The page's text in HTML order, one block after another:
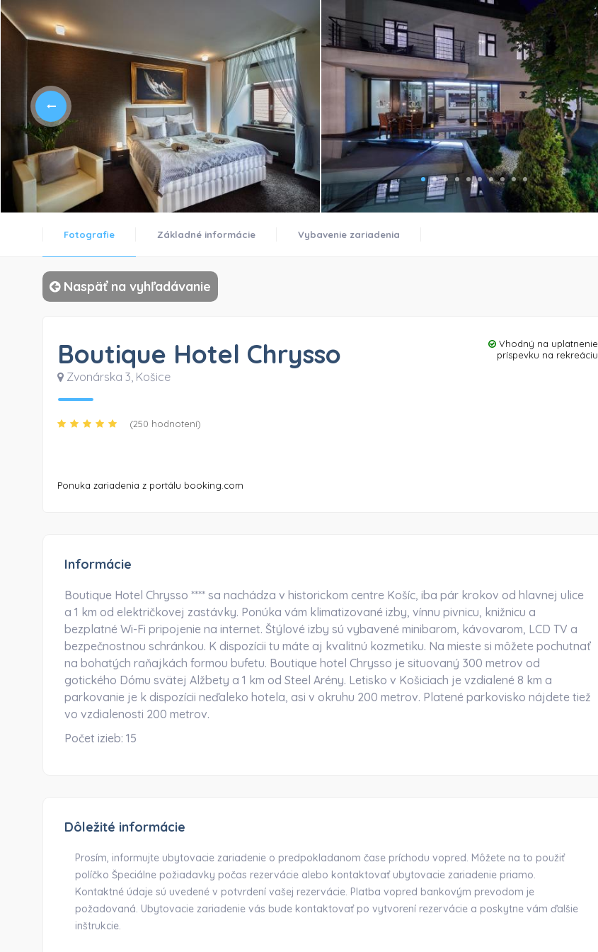
Fotografie Základné informácie Vybavenie zariadenia
Naspäť na vyhľadávanie
Boutique Hotel Chrysso
Zvonárska 3, Košice
(250 hodnotení)
Vhodný na uplatnenie
príspevku na rekreáciu
Ponuka zariadenia z portálu booking.com
Informácie
Boutique Hotel Chrysso **** sa nachádza v historickom centre Košíc, iba pár krokov od hlavnej ulice
a 1 km od električkovej zastávky. Ponúka vám klimatizované izby, vínnu pivnicu, knižnicu a
bezplatné Wi-Fi pripojenie na internet. Štýlové izby sú vybavené minibarom, kávovarom, LCD TV a
bezpečnostnou schránkou. K dispozícii tu máte aj kvalitnú kozmetiku. Na mieste si môžete pochutnať
na bohatých raňajkách formou bufetu. Boutique hotel Chrysso je situovaný 300 metrov od
gotického Dómu svätej Alžbety a 1 km od Steel Arény. Letisko v Košiciach je vzdialené 8 km a
parkovanie je k dispozícii neďaleko hotela, asi v okruhu 200 metrov. Platené parkovisko nájdete tiež
vo vzdialenosti 200 metrov.
Počet izieb: 15
Dôležité informácie
Prosím, informujte ubytovacie zariadenie o predpokladanom čase príchodu vopred. Môžete na to použiť
políčko Špeciálne požiadavky počas rezervácie alebo kontaktovať ubytovacie zariadenie priamo.
Kontaktné údaje sú uvedené v potvrdení vašej rezervácie. Platba vopred bankovým prevodom je
požadovaná. Ubytovacie zariadenie vás bude kontaktovať po vytvorení rezervácie a poskytne vám ďalšie
inštrukcie.